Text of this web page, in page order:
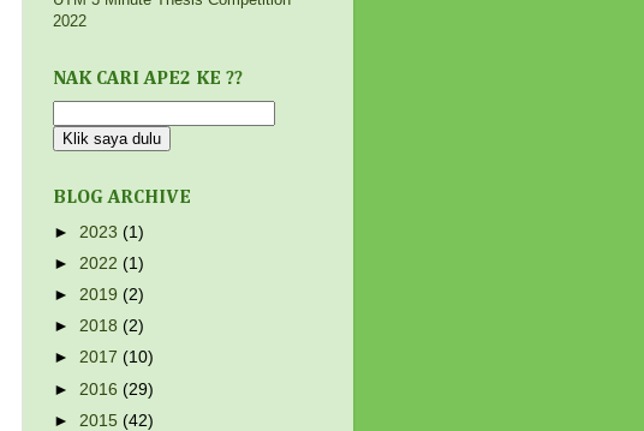
2022
NAK CARI APE2 KE ??
BLOG ARCHIVE
► 2023 (1)
► 2022 (1)
► 2019 (2)
► 2018 (2)
► 2017 (10)
► 2016 (29)
► 2015 (42)